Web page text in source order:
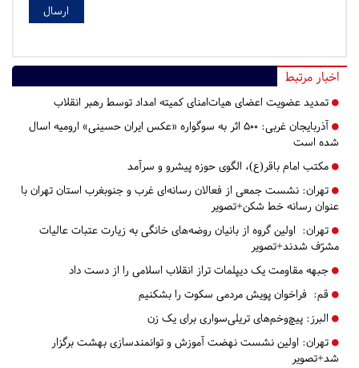
اخبار مرتبط
تمدید عضویت اعضای هیات‌امنای کمیته امداد توسط رهبر انقلاب
آذربایجان غربی:
۵۰۰ اثر به سوگواره «عکس ایران حسینی» ارومیه اسال
شده است
مکتب امام باقر(ع)، الگوی حوزه پیشرو و سرآمد
تهران: نشست جمعی از فعالان رسانه‌ای غرب و جنوبغرب استان تهران با
عنوان رسانه خط شکن+تصویر
تهران: اولین گروه از بانیان روضه‌های خانگی به زیارت عتبات عالیات
مشرّف شدند+تصویر
جبهه مقاومت یک دیپلمات تراز انقلاب اسلامی را از دست داد
قم: فراخوان پویش مردمی سکوت را بشکنیم
البرز: پیچ‌وخم‌های تریلی‌سواری برای یک زن
تهران: اولین نشست نهضت آموزش و توانمندسازی بهشت برگزار
شد+تصویر